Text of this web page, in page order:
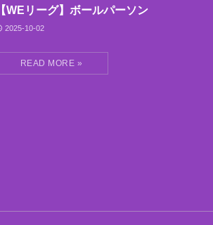
【WEリーグ】ボールパーソン
2025-10-02